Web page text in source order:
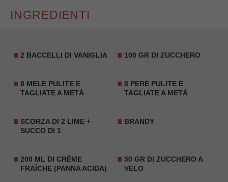
INGREDIENTI
2 BACCELLI DI VANIGLIA 100 GR DI ZUCCHERO
8 MELE PULITE E
TAGLIATE A METÀ
8 PERE PULITE E
TAGLIATE A METÀ
SCORZA DI 2 LIME +
SUCCO DI 1
BRANDY
200 ML DI CRÈME
FRAÎCHE (PANNA ACIDA)
50 GR DI ZUCCHERO A
VELO